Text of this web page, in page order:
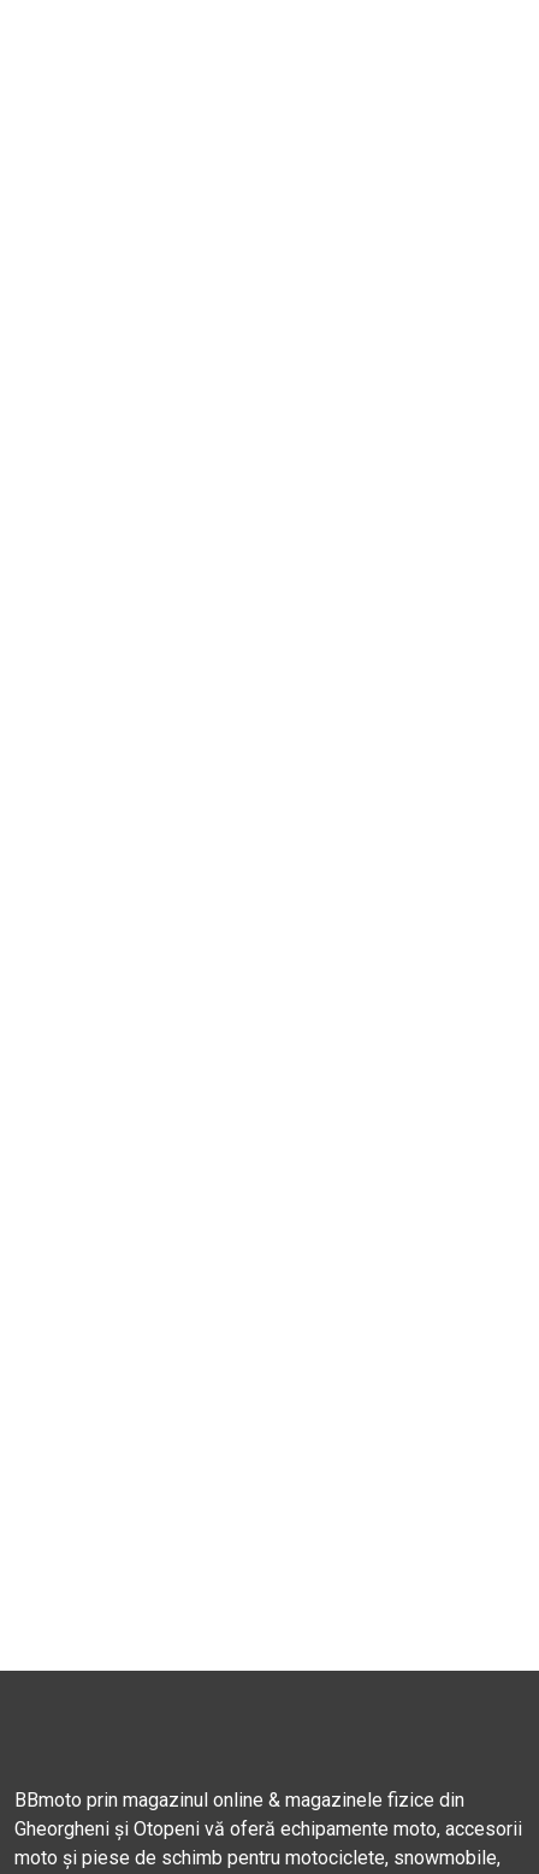
BBmoto prin magazinul online & magazinele fizice din
Gheorgheni și Otopeni vă oferă echipamente moto, accesorii
moto și piese de schimb pentru motociclete, snowmobile,